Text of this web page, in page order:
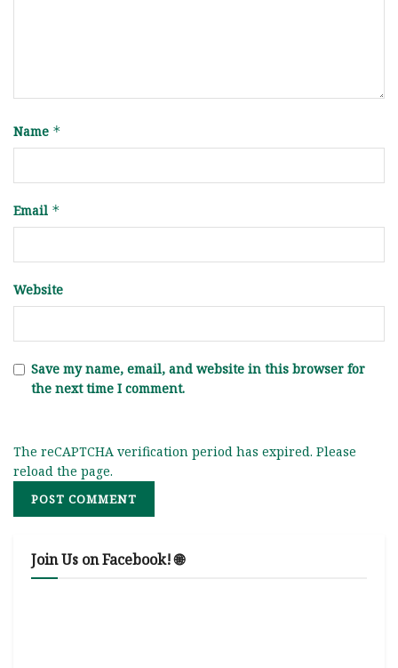
Name *
Email *
Website
Save my name, email, and website in this browser for
the next time I comment.
The reCAPTCHA verification period has expired. Please
reload the page.
Join Us on Facebook! 🌐